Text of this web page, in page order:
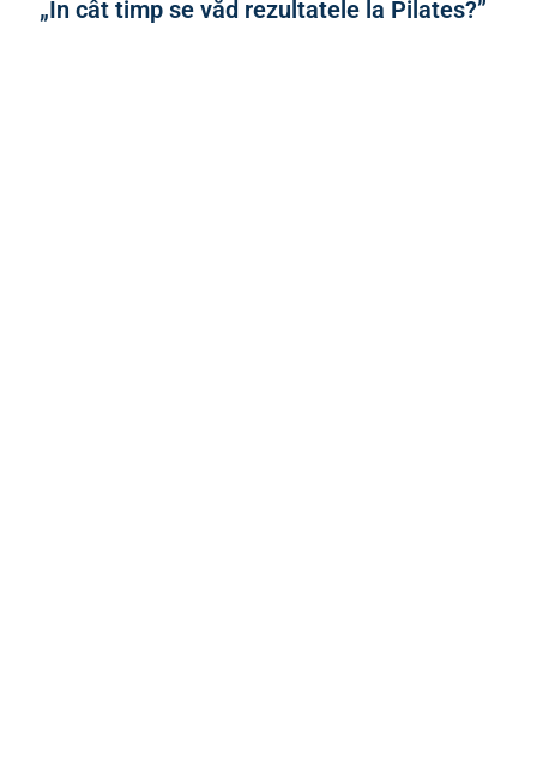
„În cât timp se văd rezultatele la Pilates?”